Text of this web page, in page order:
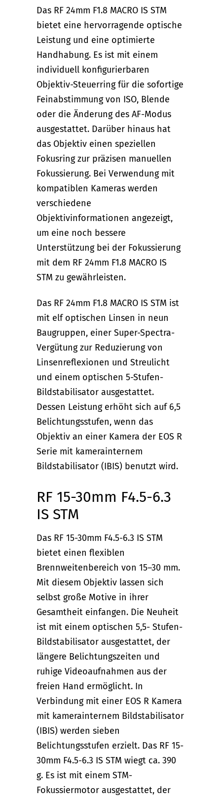
Das RF 24mm F1.8 MACRO IS STM
bietet eine hervorragende optische
Leistung und eine optimierte
Handhabung. Es ist mit einem
individuell konfigurierbaren
Objektiv-Steuerring für die sofortige
Feinabstimmung von ISO, Blende
oder die Änderung des AF-Modus
ausgestattet. Darüber hinaus hat
das Objektiv einen speziellen
Fokusring zur präzisen manuellen
Fokussierung. Bei Verwendung mit
kompatiblen Kameras werden
verschiedene
Objektivinformationen angezeigt,
um eine noch bessere
Unterstützung bei der Fokussierung
mit dem RF 24mm F1.8 MACRO IS
STM zu gewährleisten.
Das RF 24mm F1.8 MACRO IS STM ist
mit elf optischen Linsen in neun
Baugruppen, einer Super-Spectra-
Vergütung zur Reduzierung von
Linsenreflexionen und Streulicht
und einem optischen 5-Stufen-
Bildstabilisator ausgestattet.
Dessen Leistung erhöht sich auf 6,5
Belichtungsstufen, wenn das
Objektiv an einer Kamera der EOS R
Serie mit kamerainternem
Bildstabilisator (IBIS) benutzt wird.
RF 15-30mm F4.5-6.3
IS STM
Das RF 15-30mm F4.5-6.3 IS STM
bietet einen flexiblen
Brennweitenbereich von 15–30 mm.
Mit diesem Objektiv lassen sich
selbst große Motive in ihrer
Gesamtheit einfangen. Die Neuheit
ist mit einem optischen 5,5- Stufen-
Bildstabilisator ausgestattet, der
längere Belichtungszeiten und
ruhige Videoaufnahmen aus der
freien Hand ermöglicht. In
Verbindung mit einer EOS R Kamera
mit kamerainternem Bildstabilisator
(IBIS) werden sieben
Belichtungsstufen erzielt. Das RF 15-
30mm F4.5-6.3 IS STM wiegt ca. 390
g. Es ist mit einem STM-
Fokussiermotor ausgestattet, der